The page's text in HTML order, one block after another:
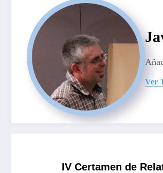
Ver
IV Certamen de